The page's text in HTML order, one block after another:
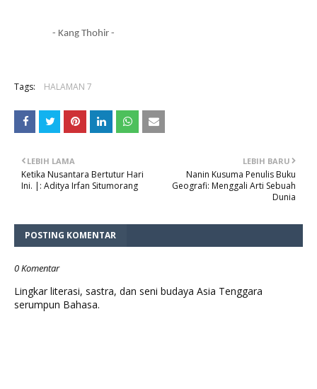
- Kang Thohir -
Tags: HALAMAN 7
LEBIH BARU
Nanin Kusuma Penulis Buku
Geografi: Menggali Arti Sebuah
Dunia
LEBIH LAMA
Ketika Nusantara Bertutur Hari
Ini. |: Aditya Irfan Situmorang
POSTING KOMENTAR
0 Komentar
Lingkar literasi, sastra, dan seni budaya Asia Tenggara
serumpun Bahasa.